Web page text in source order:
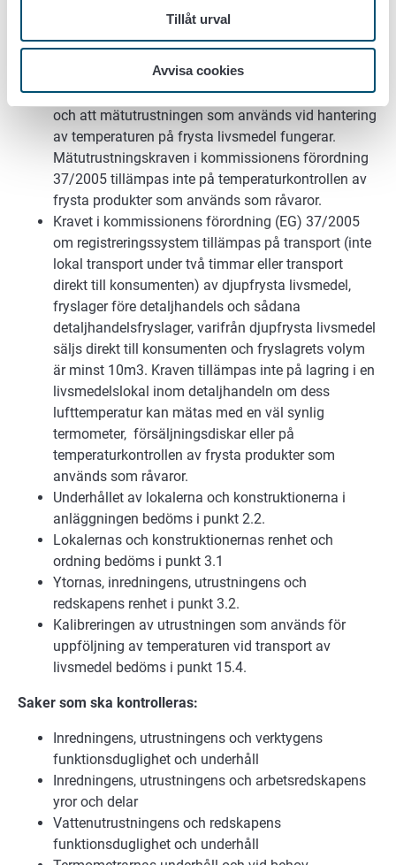
Tillåt urval
Avvisa cookies
I denna punkt bedöms också påvisandet av att
används vid lagring av frysvaror och för system
som används för registrering av temperaturerna
uppfylls enligt komissionens förordning 37/2005
och att mätutrustningen som används vid hantering
av temperaturen på frysta livsmedel fungerar.
Mätutrustningskraven i kommissionens förordning
37/2005 tillämpas inte på temperaturkontrollen av
frysta produkter som används som råvaror.
Kravet i kommissionens förordning (EG) 37/2005
om registreringssystem tillämpas på transport (inte
lokal transport under två timmar eller transport
direkt till konsumenten) av djupfrysta livsmedel,
fryslager före detaljhandels och sådana
detaljhandelsfryslager, varifrån djupfrysta livsmedel
säljs direkt till konsumenten och fryslagrets volym
är minst 10m3. Kraven tillämpas inte på lagring i en
livsmedelslokal inom detaljhandeln om dess
lufttemperatur kan mätas med en väl synlig
termometer, försäljningsdiskar eller på
temperaturkontrollen av frysta produkter som
används som råvaror.
Underhållet av lokalerna och konstruktionerna i
anläggningen bedöms i punkt 2.2.
Lokalernas och konstruktionernas renhet och
ordning bedöms i punkt 3.1
Ytornas, inredningens, utrustningens och
redskapens renhet i punkt 3.2.
Kalibreringen av utrustningen som används för
uppföljning av temperaturen vid transport av
livsmedel bedöms i punkt 15.4.
Saker som ska kontrolleras:
Inredningens, utrustningens och verktygens
funktionsduglighet och underhåll
Inredningens, utrustningens och arbetsredskapens
yror och delar
Vattenutrustningens och redskapens
funktionsduglighet och underhåll